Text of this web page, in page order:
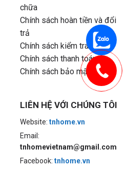
chữa
Chính sách hoàn tiền và đổi
trả
Chính sách kiểm tra hàng
Chính sách thanh toán
Chính sách bảo mật
LIÊN HỆ VỚI CHÚNG TÔI
Website: tnhome.vn
Email:
tnhomevietnam@gmail.com
Facebook: tnhome.vn